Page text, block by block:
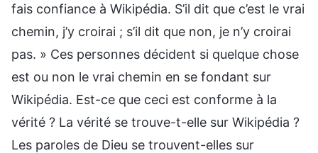
fais confiance à Wikipédia. S’il dit que c’est le vrai
chemin, j’y croirai ; s’il dit que non, je n’y croirai
pas. » Ces personnes décident si quelque chose
est ou non le vrai chemin en se fondant sur
Wikipédia. Est-ce que ceci est conforme à la
vérité ? La vérité se trouve-t-elle sur Wikipédia ?
Les paroles de Dieu se trouvent-elles sur